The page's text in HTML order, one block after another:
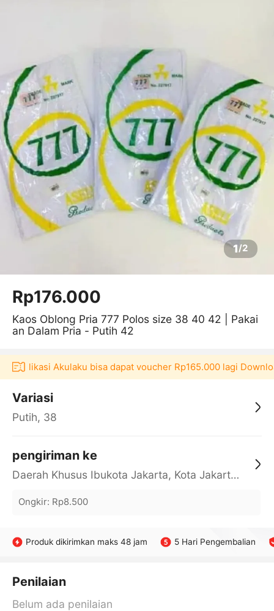
1/2
Rp176.000
Kaos Oblong Pria 777 Polos size 38 40 42 | Pakai
an Dalam Pria - Putih 42
aplikasi Akulaku bisa dapat voucher Rp165.000 lagi
Variasi
Putih, 38
pengiriman ke
Daerah Khusus Ibukota Jakarta, Kota Jakarta Barat, Cengkareng, yy
Ongkir: Rp8.500
Produk dikirimkan maks 48 jam 5 Hari Pengembalian
Penilaian
Belum ada penilaian